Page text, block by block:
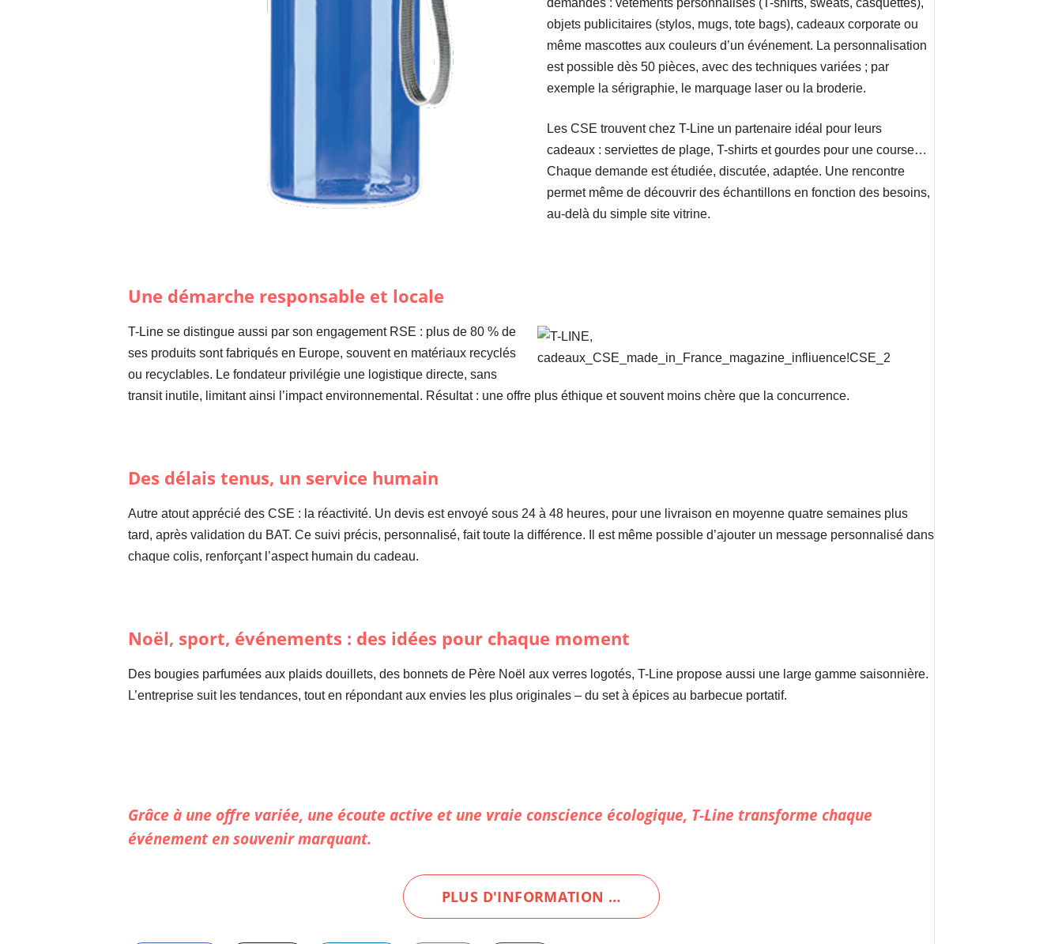
objets publicitaires (stylos, mugs, tote bags), cadeaux corporate ou
même mascottes aux couleurs d’un événement. La personnalisation
est possible dès 50 pièces, avec des techniques variées ; par
exemple la sérigraphie, le marquage laser ou la broderie.
Les CSE trouvent chez T-Line un partenaire idéal pour leurs
cadeaux : serviettes de plage, T-shirts et gourdes pour une course…
Chaque demande est étudiée, discutée, adaptée. Une rencontre
permet même de découvrir des échantillons en fonction des besoins,
au-delà du simple site vitrine.
Une démarche responsable et locale
T-Line se distingue aussi par son engagement RSE : plus de 80 % de
ses produits sont fabriqués en Europe, souvent en matériaux recyclés
ou recyclables. Le fondateur privilégie une logistique directe, sans
transit inutile, limitant ainsi l’impact environnemental. Résultat : une offre plus éthique et souvent moins chère que la concurrence.
Des délais tenus, un service humain
Autre atout apprécié des CSE : la réactivité. Un devis est envoyé sous 24 à 48 heures, pour une livraison en moyenne quatre semaines plus
tard, après validation du BAT. Ce suivi précis, personnalisé, fait toute la différence. Il est même possible d’ajouter un message personnalisé dans
chaque colis, renforçant l’aspect humain du cadeau.
Noël, sport, événements : des idées pour chaque moment
Des bougies parfumées aux plaids douillets, des bonnets de Père Noël aux verres logotés, T-Line propose aussi une large gamme saisonnière.
L’entreprise suit les tendances, tout en répondant aux envies les plus originales – du set à épices au barbecue portatif.
Grâce à une offre variée, une écoute active et une vraie conscience écologique, T-Line transforme chaque
événement en souvenir marquant.
PLUS D'INFORMATION …